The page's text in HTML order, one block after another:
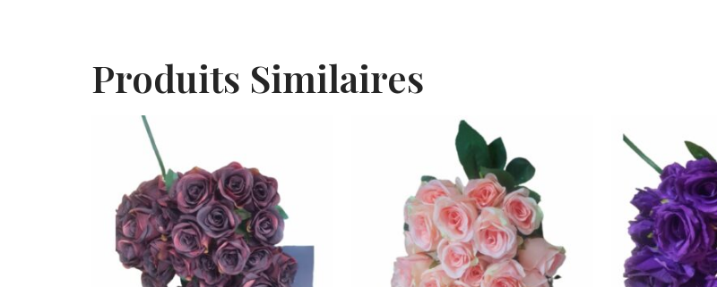
Produits Similaires